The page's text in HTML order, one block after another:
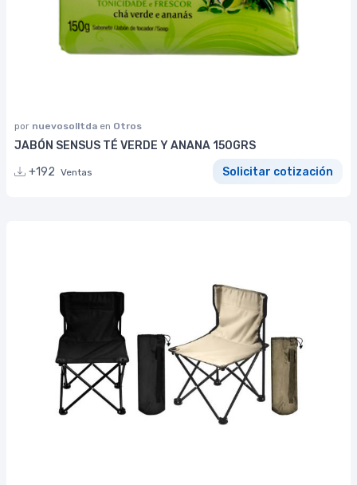
por nuevosolltda en Otros
JABÓN SENSUS TÉ VERDE Y ANANA 150GRS
+192 Ventas Solicitar cotización